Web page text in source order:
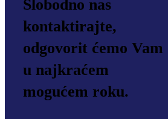
Slobodno nas
kontaktirajte,
odgovorit ćemo Vam
u najkraćem
mogućem roku.